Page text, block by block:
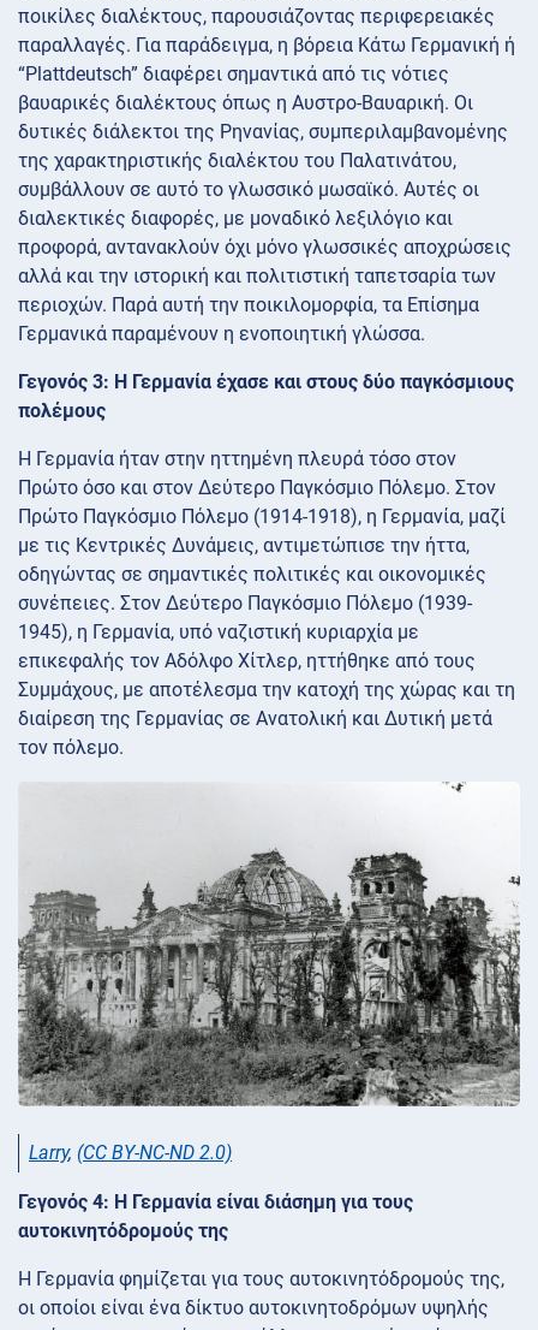
ποικίλες διαλέκτους, παρουσιάζοντας περιφερειακές
παραλλαγές. Για παράδειγμα, η βόρεια Κάτω Γερμανική ή
“Plattdeutsch” διαφέρει σημαντικά από τις νότιες
βαυαρικές διαλέκτους όπως η Αυστρο-Βαυαρική. Οι
δυτικές διάλεκτοι της Ρηνανίας, συμπεριλαμβανομένης
της χαρακτηριστικής διαλέκτου του Παλατινάτου,
συμβάλλουν σε αυτό το γλωσσικό μωσαϊκό. Αυτές οι
διαλεκτικές διαφορές, με μοναδικό λεξιλόγιο και
προφορά, αντανακλούν όχι μόνο γλωσσικές αποχρώσεις
αλλά και την ιστορική και πολιτιστική ταπετσαρία των
περιοχών. Παρά αυτή την ποικιλομορφία, τα Επίσημα
Γερμανικά παραμένουν η ενοποιητική γλώσσα.
Γεγονός 3: Η Γερμανία έχασε και στους δύο παγκόσμιους
πολέμους
Η Γερμανία ήταν στην ηττημένη πλευρά τόσο στον
Πρώτο όσο και στον Δεύτερο Παγκόσμιο Πόλεμο. Στον
Πρώτο Παγκόσμιο Πόλεμο (1914-1918), η Γερμανία, μαζί
με τις Κεντρικές Δυνάμεις, αντιμετώπισε την ήττα,
οδηγώντας σε σημαντικές πολιτικές και οικονομικές
συνέπειες. Στον Δεύτερο Παγκόσμιο Πόλεμο (1939-
1945), η Γερμανία, υπό ναζιστική κυριαρχία με
επικεφαλής τον Αδόλφο Χίτλερ, ηττήθηκε από τους
Συμμάχους, με αποτέλεσμα την κατοχή της χώρας και τη
διαίρεση της Γερμανίας σε Ανατολική και Δυτική μετά
τον πόλεμο.
Larry, (CC BY-NC-ND 2.0)
Γεγονός 4: Η Γερμανία είναι διάσημη για τους
αυτοκινητόδρομούς της
Η Γερμανία φημίζεται για τους αυτοκινητόδρομούς της,
οι οποίοι είναι ένα δίκτυο αυτοκινητοδρόμων υψηλής